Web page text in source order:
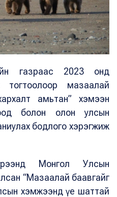
газраас 2023 онд
мазаалай
амьтан” хэмээн
болон олон улсын
бодлого хэрэгжиж
Монгол Улсын
“Мазаалай баавгайг
хэмжээнд үе шаттай